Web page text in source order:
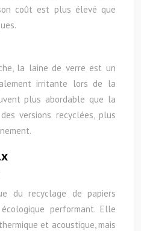
coût est plus élevé que
la laine de verre est un
irritante lors de la
plus abordable que la
versions recyclées, plus
du recyclage de papiers
performant. Elle
et acoustique, mais